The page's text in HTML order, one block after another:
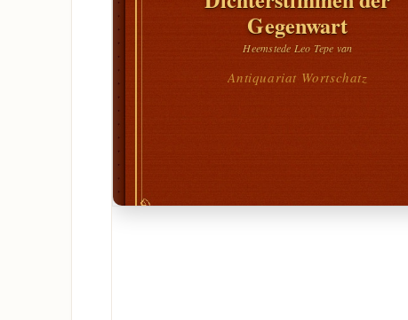
Gegenwart
Heemstede Leo Tepe van
Antiquariat Wortschatz